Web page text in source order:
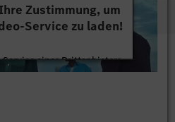
Zustimmung, um
Service zu laden!
eines Drittanbieters,
Dieser Service kann